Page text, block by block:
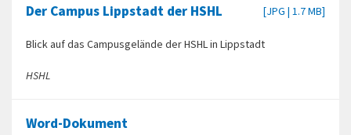
Der Campus Lippstadt der HSHL [JPG | 1.7 MB]
Blick auf das Campusgelände der HSHL in Lippstadt
HSHL
Word-Dokument